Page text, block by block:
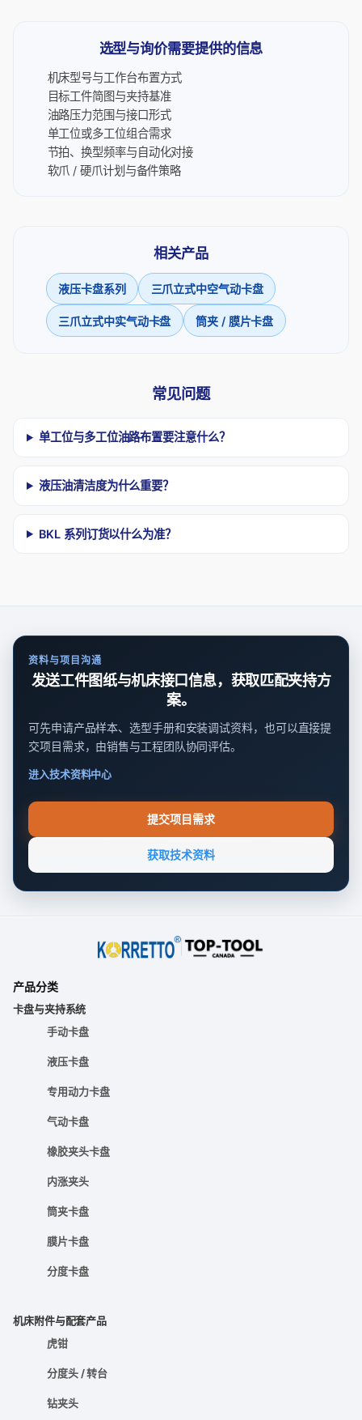
选型与询价需要提供的信息
机床型号与工作台布置方式
目标工件简图与夹持基准
油路压力范围与接口形式
单工位或多工位组合需求
节拍、换型频率与自动化对接
软爪 / 硬爪计划与备件策略
相关产品
液压卡盘系列 三爪立式中空气动卡盘
三爪立式中实气动卡盘 筒夹 / 膜片卡盘
常见问题
单工位与多工位油路布置要注意什么？
液压油清洁度为什么重要？
BKL 系列订货以什么为准？
资料与项目沟通
发送工件图纸与机床接口信息，获取匹配夹持方
案。
可先申请产品样本、选型手册和安装调试资料，也可以直接提
交项目需求，由销售与工程团队协同评估。
进入技术资料中心
提交项目需求
获取技术资料
产品分类
卡盘与夹持系统
手动卡盘
液压卡盘
专用动力卡盘
气动卡盘
橡胶夹头卡盘
内涨夹头
筒夹卡盘
膜片卡盘
分度卡盘
机床附件与配套产品
虎钳
分度头 / 转台
钻夹头